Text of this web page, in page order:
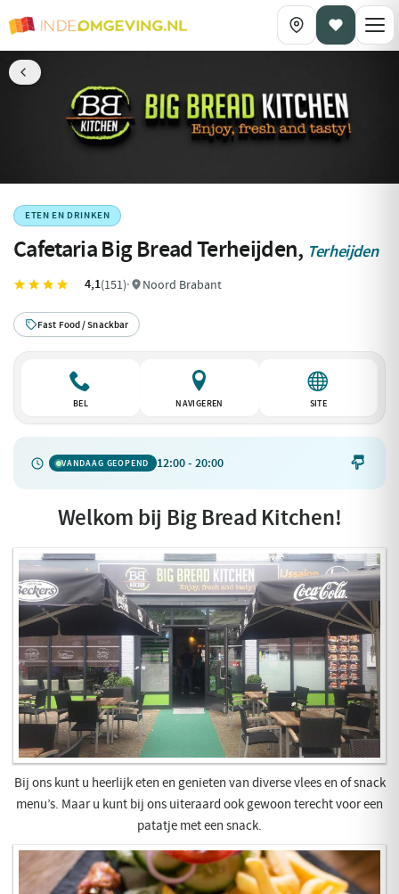
ETEN EN DRINKEN
Cafetaria Big Bread Terheijden, Terheijden
4,1(151)· Noord Brabant
Fast Food / Snackbar
BEL NAVIGEREN SITE
VANDAAG GEOPEND 12:00 - 20:00 
Welkom bij Big Bread Kitchen!
Bij ons kunt u heerlijk eten en genieten van diverse vlees en of snack
menu’s. Maar u kunt bij ons uiteraard ook gewoon terecht voor een
patatje met een snack.